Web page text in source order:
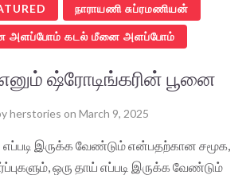
நாராயணி சுப்ரமணியன்
அளப்போம் கடல் மீனை அளப்போம்
ஷ்ரோடிங்கரின் பூனை
herstories on March 9, 2025
எப்படி இருக்க வேண்டும் என்பதற்கான சமூக,
ஒரு தாய் எப்படி இருக்க வேண்டும்